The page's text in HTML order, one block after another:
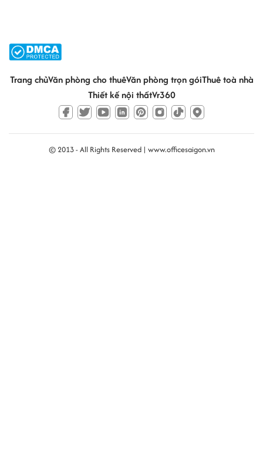
Trang chủVăn phòng cho thuêVăn phòng trọn góiThuê toà nhà
Thiết kế nội thấtVr360
© 2013 - All Rights Reserved | www.officesaigon.vn